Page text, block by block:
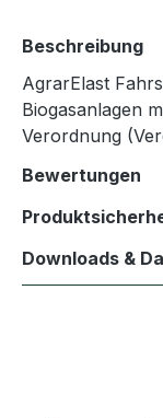
Beschreibung
AgrarElast
Biogasanlagen
Verordnung
Bewertungen
Downloads &